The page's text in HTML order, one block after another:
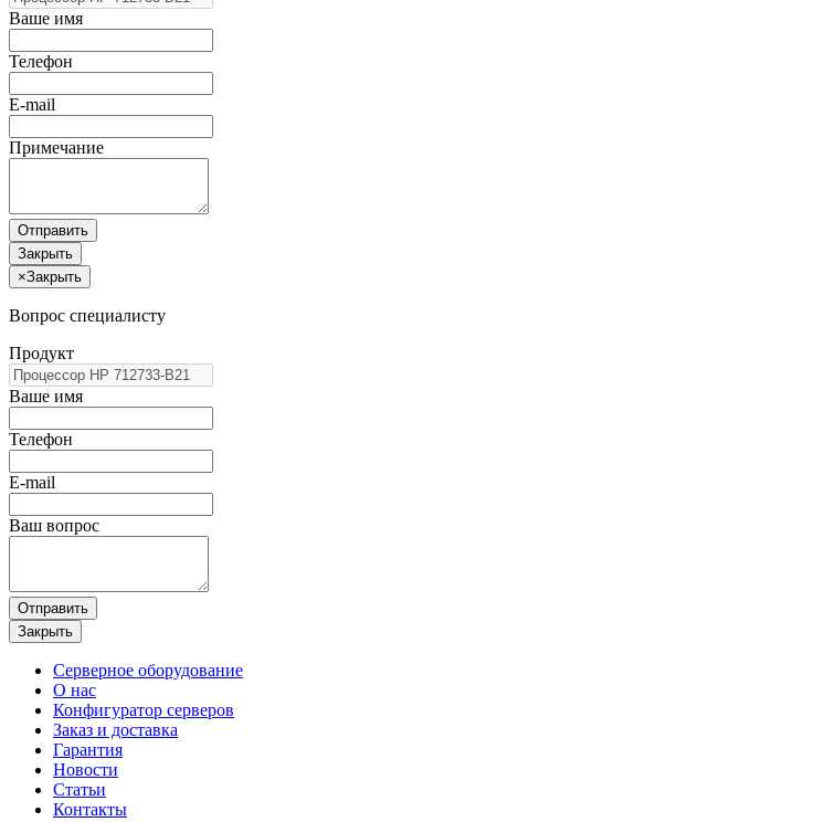
Ваше имя
Телефон
E-mail
Примечание
Отправить
Закрыть
×Закрыть
Вопрос специалисту
Продукт
Ваше имя
Телефон
E-mail
Ваш вопрос
Отправить
Закрыть
Серверное оборудование
О нас
Конфигуратор серверов
Заказ и доставка
Гарантия
Новости
Статьи
Контакты